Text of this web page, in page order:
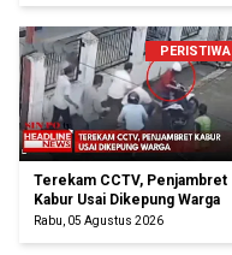
PERISTIWA
Terekam CCTV, Penjambret
Kabur Usai Dikepung Warga
Rabu, 05 Agustus 2026